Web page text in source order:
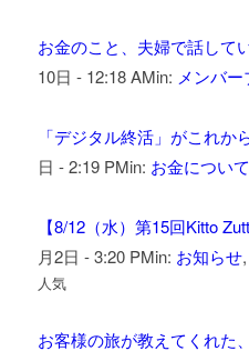
お金のこと、夫婦で話して
10日 - 12:18 AMin: メンバ
「デジタル終活」がこれ
日 - 2:19 PMin: お金につい
【8/12（水）第15回Kitto
月2日 - 3:20 PMin: お知らせ,
人気
お客様の旅が教えてくれた